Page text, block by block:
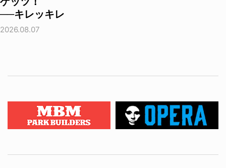
──キレッキレ
2026.08.07